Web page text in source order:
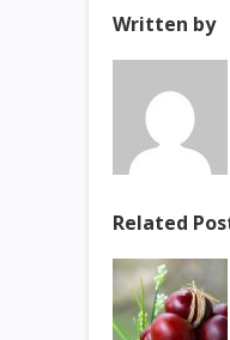
Written by
Related